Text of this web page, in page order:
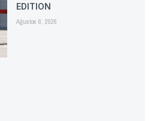
EDITION
Ağustos 6, 2026